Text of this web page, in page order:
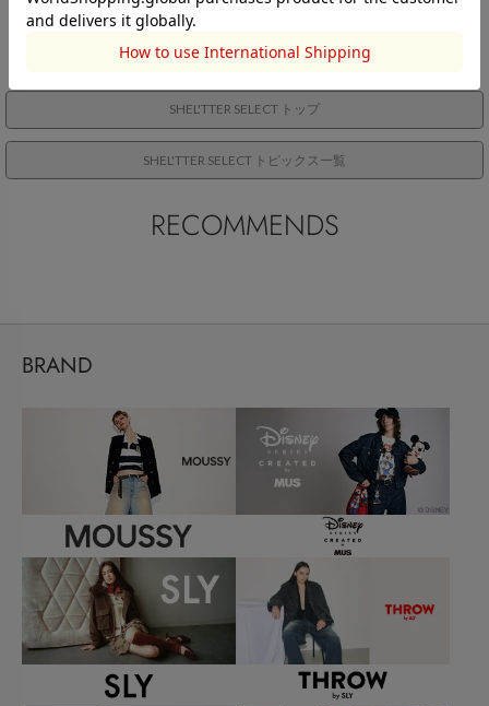
SHEL'TTER SELECT トップ
SHEL'TTER SELECT トピックス一覧
RECOMMENDS
BRAND